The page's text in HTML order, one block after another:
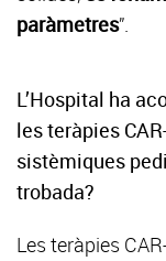
paràmetres”.
L’Hospital ha
les teràpies
sistèmiques
trobada?
Les teràpies